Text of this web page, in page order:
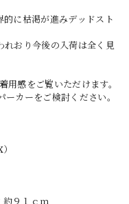
に枯渇が進みデッドスト
れおり今後の入荷は全く見
感をご覧いただけます。
カーをご検討ください。
９１ｃｍ